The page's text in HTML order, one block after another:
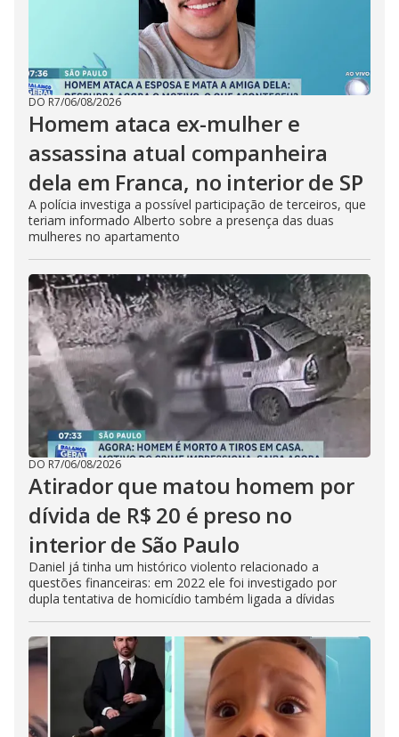
DO R7/06/08/2026
Homem ataca ex-mulher e
assassina atual companheira
dela em Franca, no interior de SP
A polícia investiga a possível participação de terceiros, que
teriam informado Alberto sobre a presença das duas
mulheres no apartamento
DO R7/06/08/2026
Atirador que matou homem por
dívida de R$ 20 é preso no
interior de São Paulo
Daniel já tinha um histórico violento relacionado a
questões financeiras: em 2022 ele foi investigado por
dupla tentativa de homicídio também ligada a dívidas